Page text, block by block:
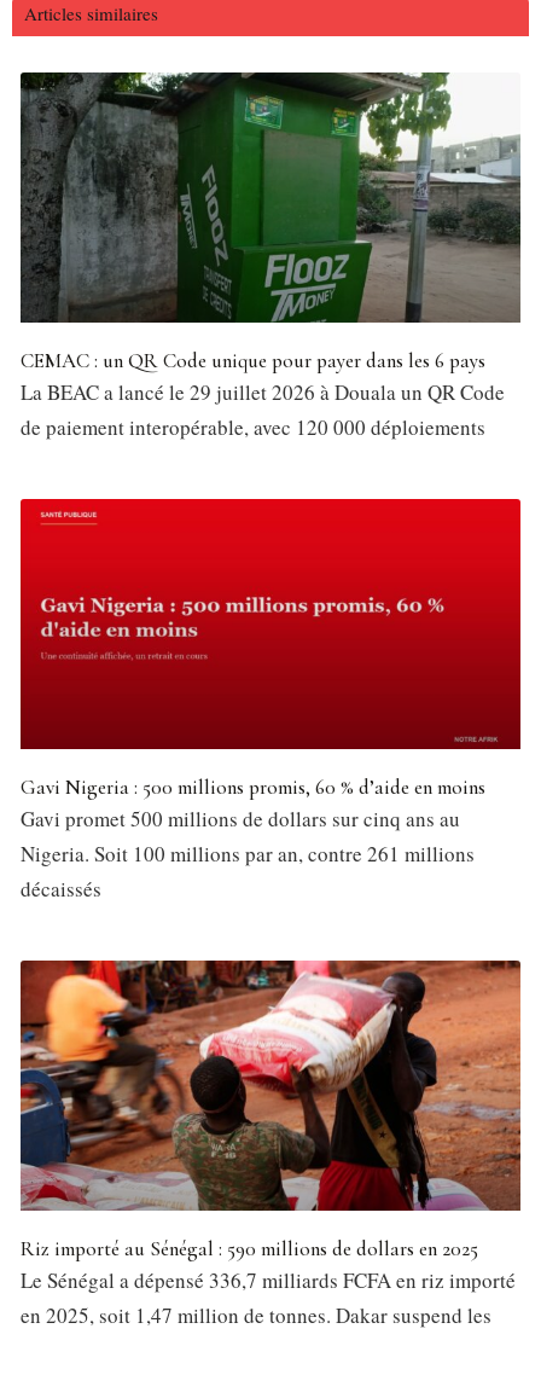
Articles similaires
CEMAC : un QR Code unique pour payer dans les 6 pays
La BEAC a lancé le 29 juillet 2026 à Douala un QR Code
de paiement interopérable, avec 120 000 déploiements
Gavi Nigeria : 500 millions promis, 60 % d’aide en moins
Gavi promet 500 millions de dollars sur cinq ans au
Nigeria. Soit 100 millions par an, contre 261 millions
décaissés
Riz importé au Sénégal : 590 millions de dollars en 2025
Le Sénégal a dépensé 336,7 milliards FCFA en riz importé
en 2025, soit 1,47 million de tonnes. Dakar suspend les